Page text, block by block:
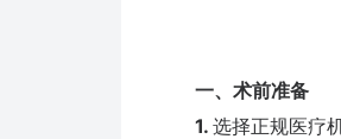
一、术前准备
1. 选择正规医疗